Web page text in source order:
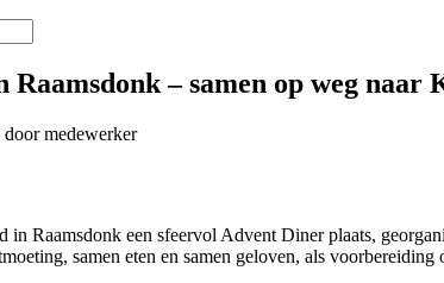
– samen op weg naar
medewerker
Raamsdonk een sfeervol Advent Diner plaats,
samen eten en samen geloven, als